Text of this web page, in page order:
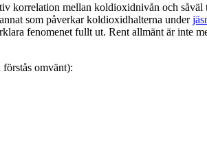
korrelation mellan koldioxidnivån och
som påverkar koldioxidhalterna under
fenomenet fullt ut. Rent allmänt är inte
omvänt):